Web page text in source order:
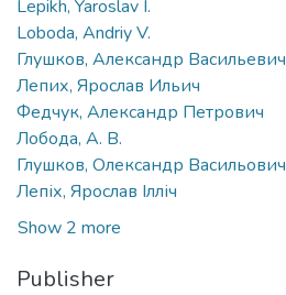
Lepikh, Yaroslav I.
Loboda, Andriy V.
Глушков, Александр Васильевич
Лепих, Ярослав Ильич
Федчук, Александр Петрович
Лобода, А. В.
Глушков, Олександр Васильович
Лепіх, Ярослав Ілліч
Show 2 more
Publisher